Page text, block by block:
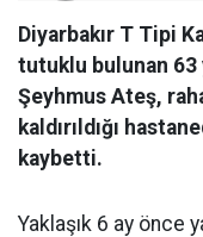
Diyarbakır T Tipi
tutuklu bulunan 63
Şeyhmus Ateş,
kaldırıldığı
kaybetti.
Yaklaşık 6 ay önce